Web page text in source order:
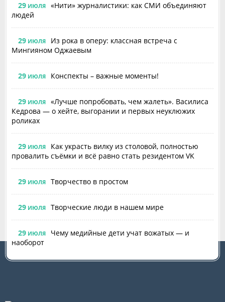
29 ИЮЛЯ
«Нити» журналистики: как СМИ объединяют
людей
29 ИЮЛЯ
Из рока в оперу: классная встреча с
Мингияном Оджаевым
29 ИЮЛЯ Конспекты – важные моменты!
29 ИЮЛЯ
«Лучше попробовать, чем жалеть». Василиса
Кедрова — о хейте, выгорании и первых неуклюжих
роликах
29 ИЮЛЯ
Как украсть вилку из столовой, полностью
провалить съёмки и всё равно стать резидентом VK
29 ИЮЛЯ Творчество в простом
29 ИЮЛЯ Творческие люди в нашем мире
29 ИЮЛЯ
Чему медийные дети учат вожатых — и
наоборот